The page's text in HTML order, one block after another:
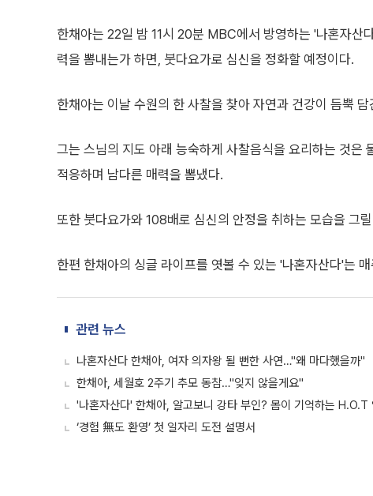
한채아는 22일 밤 11시 20분 MBC에서 방영하는 '나혼자산
력을 뽐내는가 하면, 붓다요가로 심신을 정화할 예정이다.
한채아는 이날 수원의 한 사찰을 찾아 자연과 건강이 듬뿍
그는 스님의 지도 아래 능숙하게 사찰음식을 요리하는 것은
적응하며 남다른 매력을 뽐냈다.
또한 붓다요가와 108배로 심신의 안정을 취하는 모습을 그
한편 한채아의 싱글 라이프를 엿볼 수 있는 '나혼자산다'는
관련 뉴스
나혼자산다 한채아, 여자 의자왕 될 뻔한 사연…"왜 마다했을까"
한채아, 세월호 2주기 추모 동참…"잊지 않을게요"
'나혼자산다' 한채아, 알고보니 강타 부인? 몸이 기억하는 H.O.T
‘경험 無도 환영’ 첫 일자리 도전 설명서